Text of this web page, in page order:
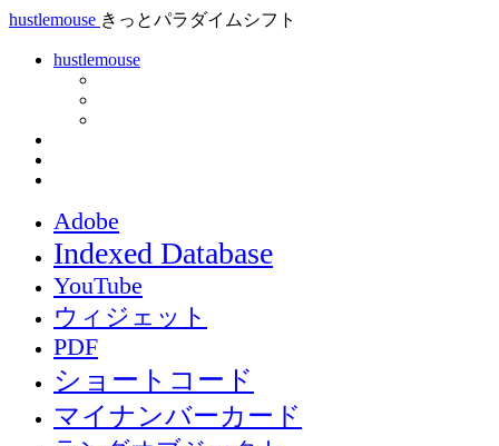
hustlemouse きっとパラダイムシフト
hustlemouse
Adobe
Indexed Database
YouTube
ウィジェット
PDF
ショートコード
マイナンバーカード